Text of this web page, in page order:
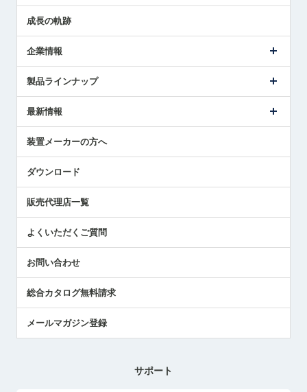
成長の軌跡
企業情報
ごあいさつ
受賞履歴
採用情報
国/地域/言語
製品ラインナップ
ツールセッタ製品
エアマイクロセンサ製品
最新情報
メトロールの技術
社員ブログ
中小企業のBCP地震対策
センサのテクニカルガイド
社長ブログ
装置メーカーの方へ
ダウンロード
販売代理店一覧
よくいただくご質問
お問い合わせ
総合カタログ無料請求
メールマガジン登録
サポート